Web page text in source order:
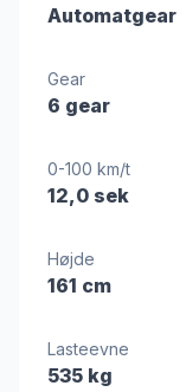
Automatgear
Gear
6 gear
0-100 km/t
12,0 sek
Højde
161 cm
Lasteevne
535 kg